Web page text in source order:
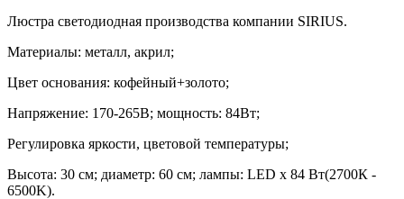
Люстра светодиодная производства компании SIRIUS.
Материалы: металл, акрил;
Цвет основания: кофейный+золото;
Напряжение: 170-265В; мощность: 84Вт;
Регулировка яркости, цветовой температуры;
Высота: 30 см; диаметр: 60 см; лампы: LED х 84 Вт(2700К -
6500K).